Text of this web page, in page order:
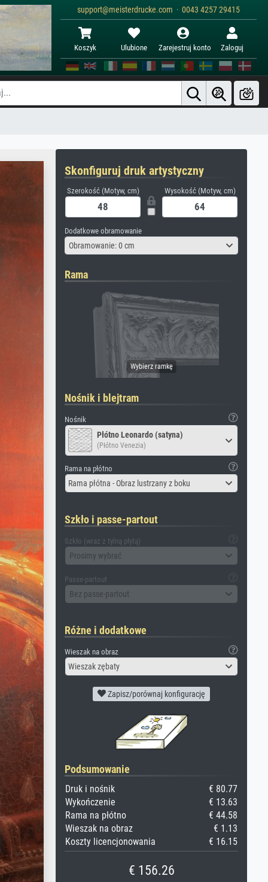
support@meisterdrucke.com · 0043 4257 29415
Koszyk Ulubione Zarejestruj konto Zaloguj
Skonfiguruj druk artystyczny
Szerokość (Motyw, cm) Wysokość (Motyw, cm)
Dodatkowe obramowanie
Obramowanie: 0 cm
Rama
Nośnik i blejtram
Nośnik
Płótno Leonardo (satyna)
(Płótno Venezia)
Rama na płótno
Rama płótna - Obraz lustrzany z boku
Szkło i passe-partout
Szkło (wraz z tylną płytą)
Prosimy wybrać
Passe-partout
Bez passe-partout
Różne i dodatkowe
Wieszak na obraz
Wieszak zębaty
Zapisz/porównaj konfigurację
Podsumowanie
Druk i nośnik
€ 80.77
Wykończenie
€ 13.63
Rama na płótno
€ 44.58
Wieszak na obraz
€ 1.13
Koszty licencjonowania
€ 16.15
€ 156.26